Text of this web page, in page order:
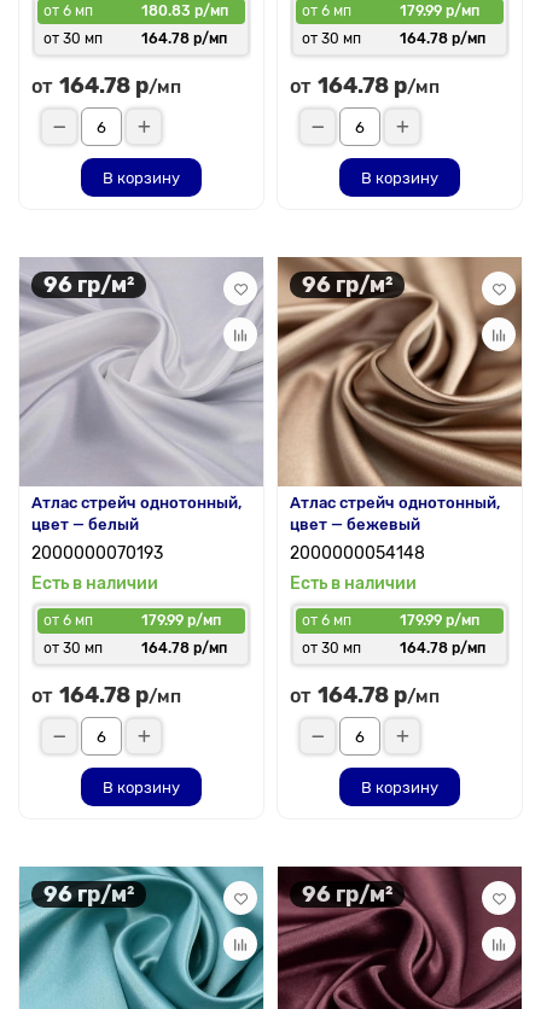
от 6 мп
180.83 р/мп
от 30 мп
164.78 р/мп
от 164.78 р/мп
В корзину
от 6 мп
179.99 р/мп
от 30 мп
164.78 р/мп
от 164.78 р/мп
В корзину
96 гр/м²
Атлас стрейч однотонный,
цвет — белый
2000000070193
Есть в наличии
от 6 мп
179.99 р/мп
от 30 мп
164.78 р/мп
от 164.78 р/мп
В корзину
96 гр/м²
Атлас стрейч однотонный,
цвет — бежевый
2000000054148
Есть в наличии
от 6 мп
179.99 р/мп
от 30 мп
164.78 р/мп
от 164.78 р/мп
В корзину
96 гр/м² 96 гр/м²